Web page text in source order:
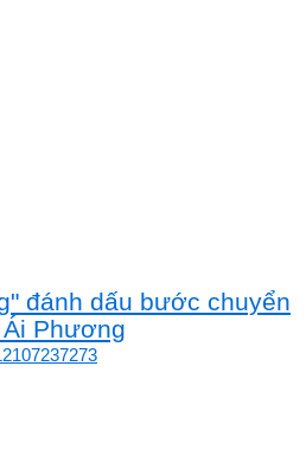
đánh dấu bước chuyển
Phương